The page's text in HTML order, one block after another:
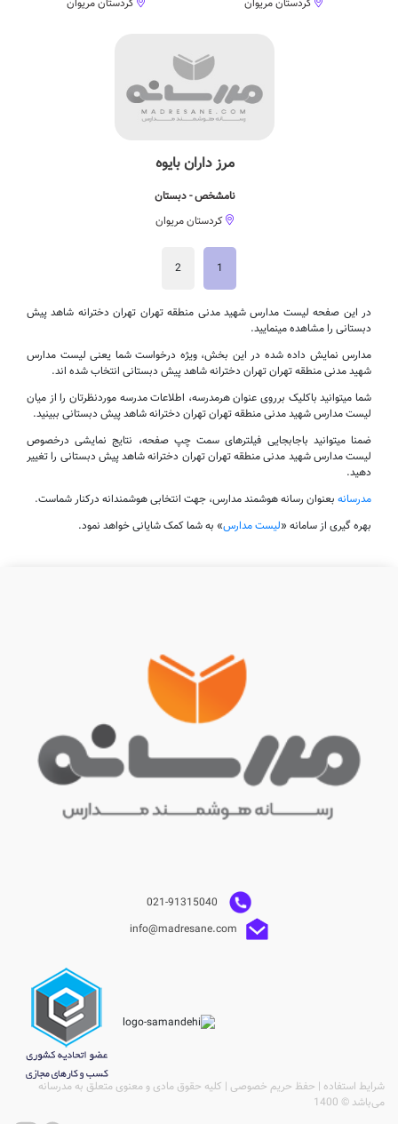
کردستان مریوان
کردستان مریوان
مرز داران بایوه
نامشخص - دبستان
کردستان مریوان
1
2
در این صفحه لیست مدارس شهید مدنی منطقه تهران تهران دخترانه شاهد پیش
دبستانی را مشاهده مینمایید.
مدارس نمایش داده شده در این بخش، ویژه درخواست شما یعنی لیست مدارس
شهید مدنی منطقه تهران تهران دخترانه شاهد پیش دبستانی انتخاب شده اند.
شما میتوانید باکلیک برروی عنوان هرمدرسه، اطلاعات مدرسه موردنظرتان را از میان
لیست مدارس شهید مدنی منطقه تهران تهران دخترانه شاهد پیش دبستانی ببینید.
ضمنا میتوانید باجابجایی فیلترهای سمت چپ صفحه، نتایج نمایشی درخصوص
لیست مدارس شهید مدنی منطقه تهران تهران دخترانه شاهد پیش دبستانی را تغییر
دهید.
مدرسانه بعنوان رسانه هوشمند مدارس، جهت انتخابی هوشمندانه درکنار شماست.
بهره گیری از سامانه «لیست مدارس» به شما کمک شایانی خواهد نمود.
info@madresane.com
شرایط استفاده | حفظ حریم خصوصی | کلیه حقوق مادی و معنوی متعلق به مدرسانه
می‌باشد © 1400